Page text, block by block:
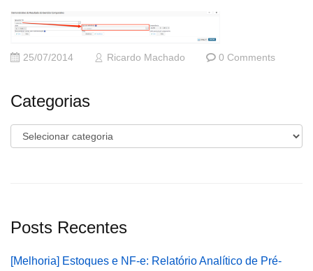
25/07/2014 Ricardo Machado 0 Comments
Categorias
Categorias
Posts Recentes
[Melhoria] Estoques e NF-e: Relatório Analítico de Pré-